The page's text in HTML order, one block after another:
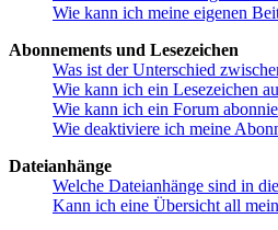
Wie kann ich meine eigenen
Abonnements und Lesezeichen
Was ist der Unterschied
Wie kann ich ein Lesezeichen
Wie kann ich ein Forum
Wie deaktiviere ich meine
Dateianhänge
Welche Dateianhänge sind in
Kann ich eine Übersicht all